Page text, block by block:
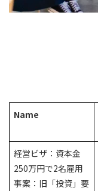
Name
経営ビザ：資本金
250万円で2名雇用
事案：旧「投資」要